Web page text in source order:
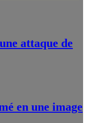
attaque de
en une image